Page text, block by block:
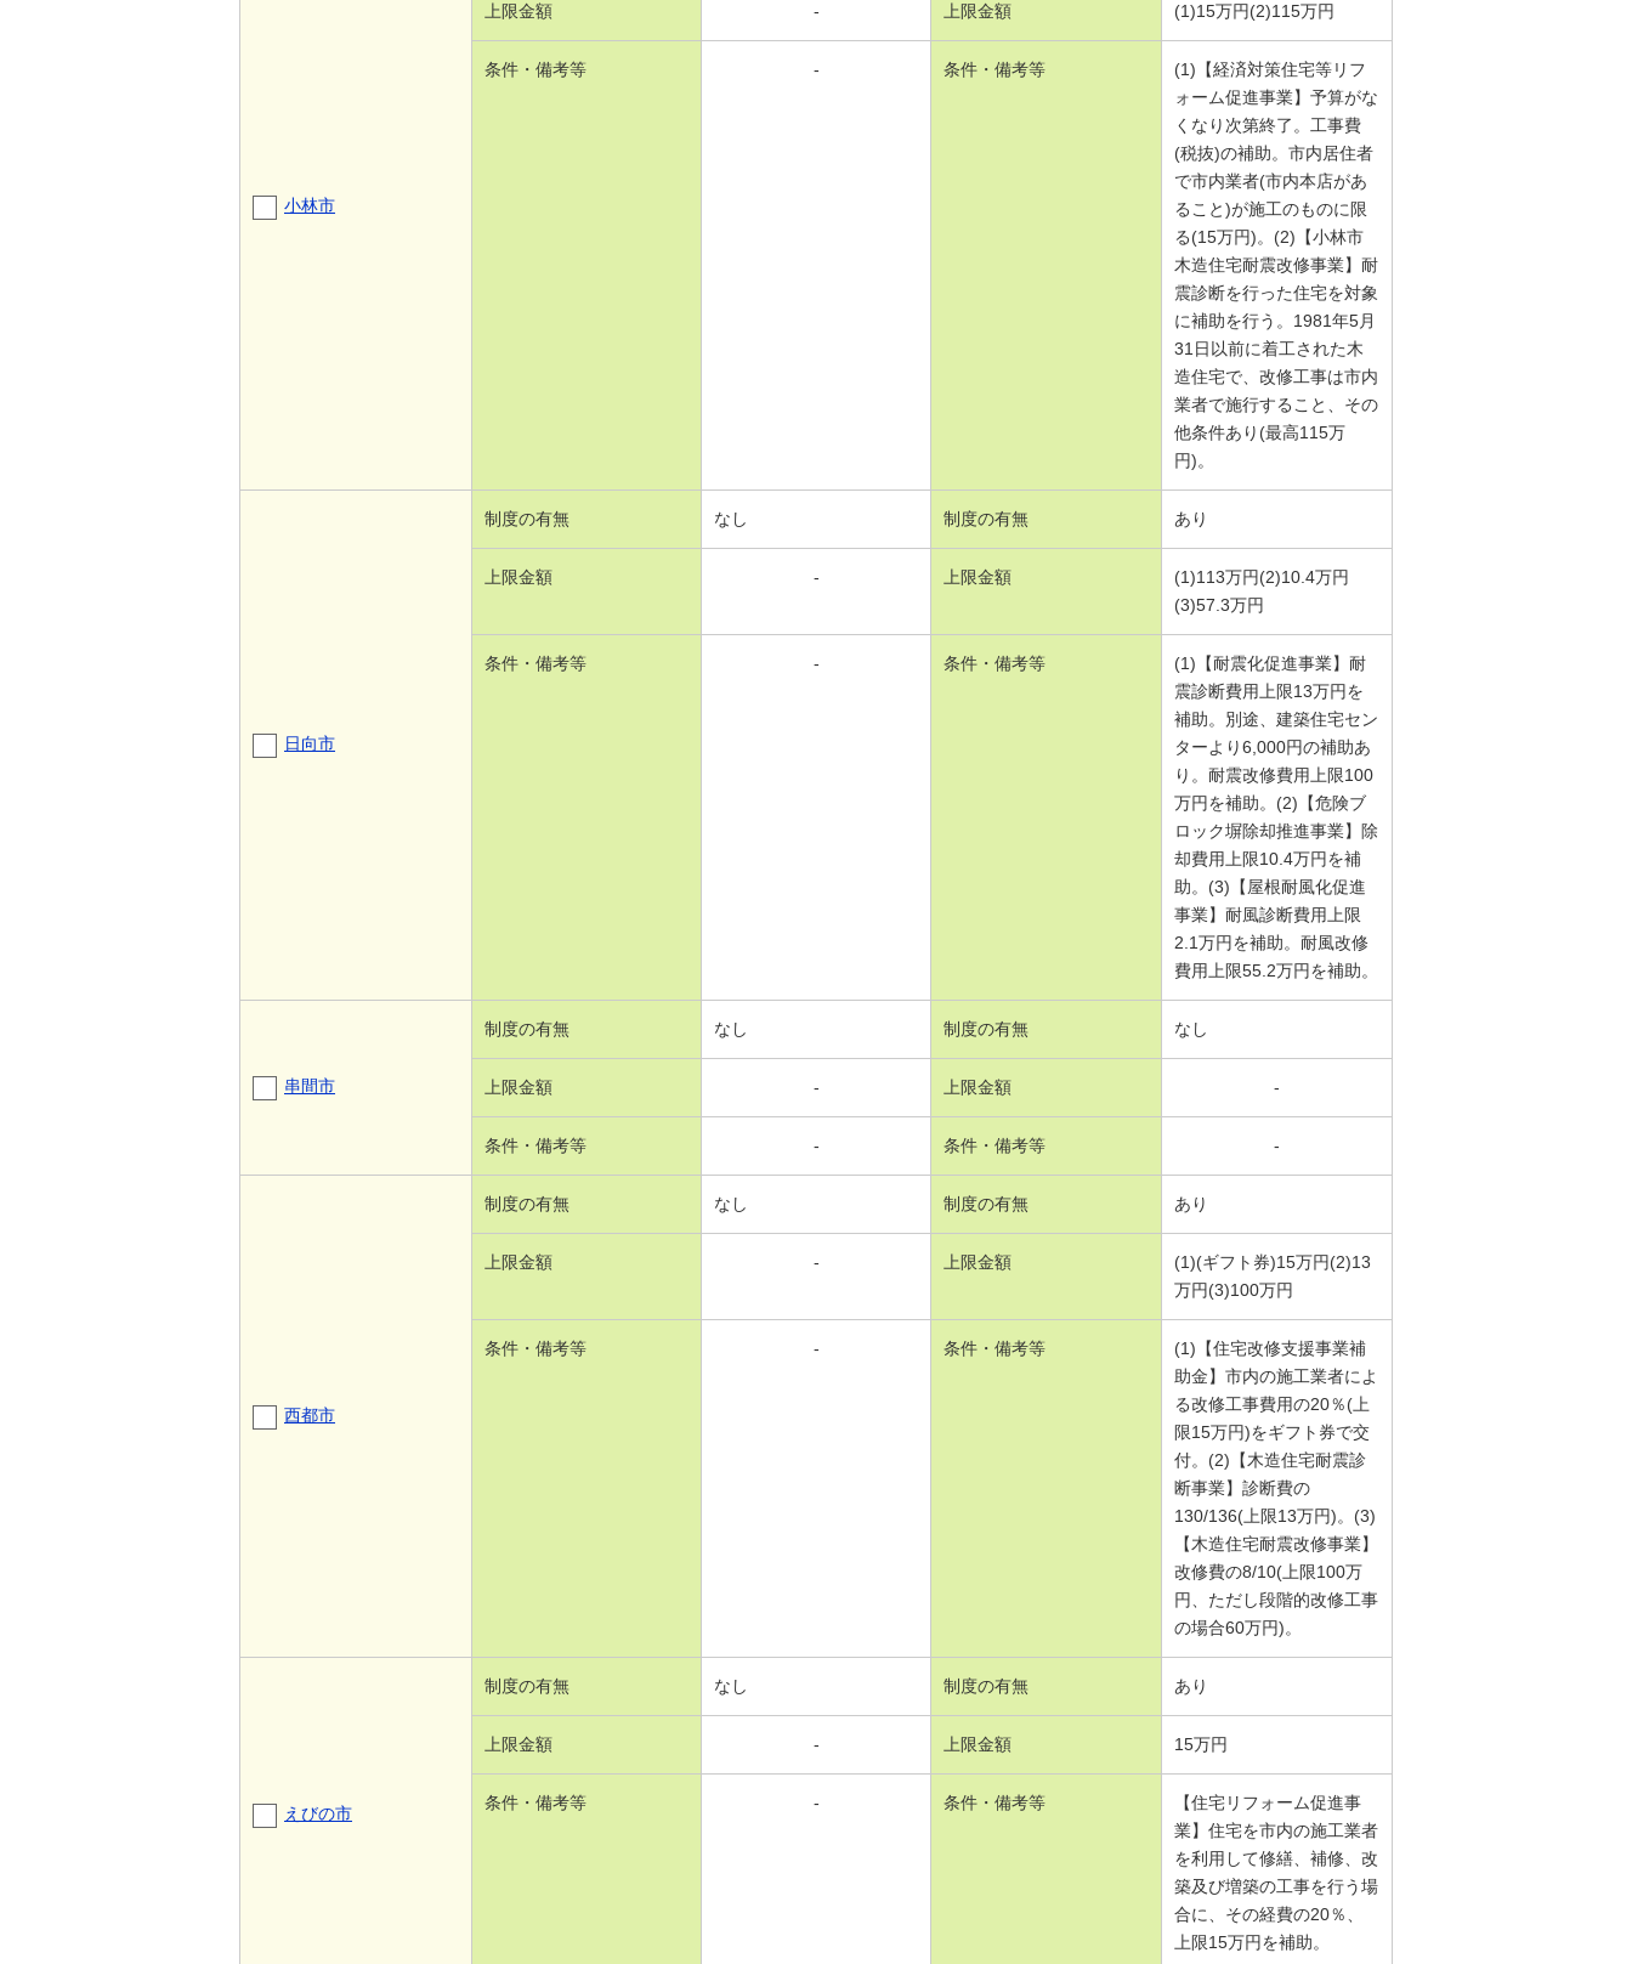
小林市
上限金額 - 上限金額 (1)15万円(2)115万円
条件・備考等 - 条件・備考等
(1)【経済対策住宅等リフ
ォーム促進事業】予算がな
くなり次第終了。工事費
(税抜)の補助。市内居住者
で市内業者(市内本店があ
ること)が施工のものに限
る(15万円)。(2)【小林市
木造住宅耐震改修事業】耐
震診断を行った住宅を対象
に補助を行う。1981年5月
31日以前に着工された木
造住宅で、改修工事は市内
業者で施行すること、その
他条件あり(最高115万
円)。
日向市
制度の有無 なし 制度の有無 あり
上限金額 - 上限金額
(1)113万円(2)10.4万円
(3)57.3万円
条件・備考等 - 条件・備考等
(1)【耐震化促進事業】耐
震診断費用上限13万円を
補助。別途、建築住宅セン
ターより6,000円の補助あ
り。耐震改修費用上限100
万円を補助。(2)【危険ブ
ロック塀除却推進事業】除
却費用上限10.4万円を補
助。(3)【屋根耐風化促進
事業】耐風診断費用上限
2.1万円を補助。耐風改修
費用上限55.2万円を補助。
串間市
制度の有無 なし 制度の有無 なし
上限金額 - 上限金額 -
条件・備考等 - 条件・備考等 -
西都市
制度の有無 なし 制度の有無 あり
上限金額 - 上限金額
(1)(ギフト券)15万円(2)13
万円(3)100万円
条件・備考等 - 条件・備考等
(1)【住宅改修支援事業補
助金】市内の施工業者によ
る改修工事費用の20％(上
限15万円)をギフト券で交
付。(2)【木造住宅耐震診
断事業】診断費の
130/136(上限13万円)。(3)
【木造住宅耐震改修事業】
改修費の8/10(上限100万
円、ただし段階的改修工事
の場合60万円)。
えびの市
制度の有無 なし 制度の有無 あり
上限金額 - 上限金額 15万円
条件・備考等 - 条件・備考等
【住宅リフォーム促進事
業】住宅を市内の施工業者
を利用して修繕、補修、改
築及び増築の工事を行う場
合に、その経費の20％、
上限15万円を補助。